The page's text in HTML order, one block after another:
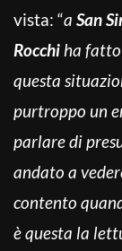
vista: “a San
Rocchi ha
questa
purtroppo un
parlare di
andato a
contento
è questa la